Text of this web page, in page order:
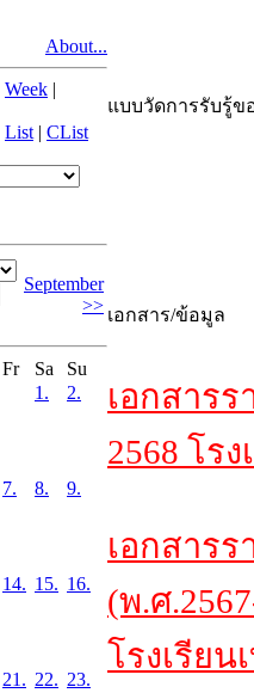
About...
Week |
List | CList
September
>>
Fr Sa
Su
1.
2.
7. 8. 9.
14. 15. 16.
21. 22. 23.
แบบวัดการรับรู้ข
เอกสาร/ข้อมูล
เอกสาร
2568 โร
เอกสาร
(พ.ศ
โรงเรีย